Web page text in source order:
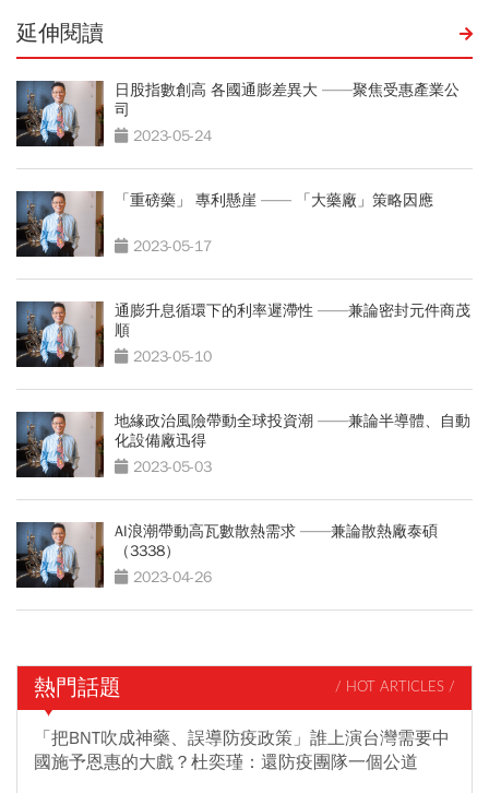
延伸閱讀
日股指數創高 各國通膨差異大 ——聚焦受惠產業公
司
2023-05-24
「重磅藥」 專利懸崖 —— 「大藥廠」策略因應
2023-05-17
通膨升息循環下的利率遲滯性 ——兼論密封元件商茂
順
2023-05-10
地緣政治風險帶動全球投資潮 ——兼論半導體、自動
化設備廠迅得
2023-05-03
AI浪潮帶動高瓦數散熱需求 ——兼論散熱廠泰碩
（3338）
2023-04-26
熱門話題 / HOT ARTICLES /
「把BNT吹成神藥、誤導防疫政策」誰上演台灣需要中
國施予恩惠的大戲？杜奕瑾：還防疫團隊一個公道